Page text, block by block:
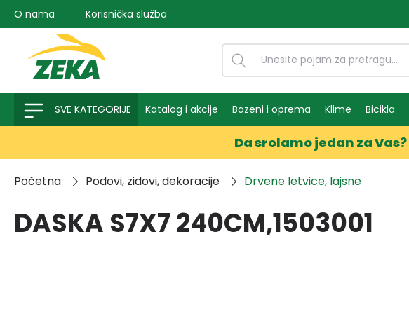
pretragu Preskoči na glavnu navigaciju
O nama Korisnička služba
SVE KATEGORIJE Katalog i akcije Bazeni i oprema Klime Bicikla
Da srolamo jedan za Vas?
Početna Podovi, zidovi, dekoracije Drvene letvice, lajsne
DASKA S7X7 240CM,1503001